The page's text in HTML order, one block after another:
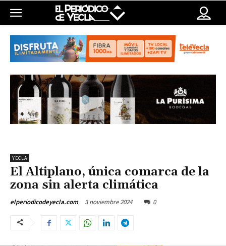
YECLA
El Altiplano, única comarca de la
zona sin alerta climática
elperiodicodeyecla.com 3 noviembre 2024 0